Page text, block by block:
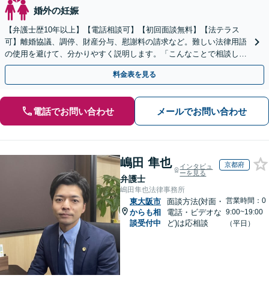
婚外の妊娠
【弁護士歴10年以上】【電話相談可】【初回面談無料】【法テラス
可】離婚協議、調停、財産分与、慰謝料の請求など。難しい法律用語
の使用を避けて、分かりやすく説明します。「こんなことで相談して
も大丈夫？」と一人で悩まずに、まずはご相談ください
料金表を見る
電話でお問い合わせ メールでお問い合わせ
嶋田 隼也
弁護士
インタビュ
ーを見る
京都府
嶋田隼也法律事務所
東大阪市
からも相
談受付中
面談方法(対面・
電話・ビデオな
ど)は応相談
営業時間：0
9:00~19:00
（平日）